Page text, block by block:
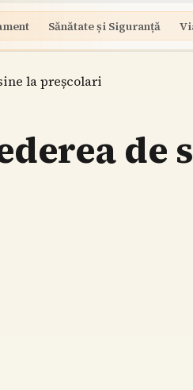
Sănătate și Siguranță
la preșcolari
de